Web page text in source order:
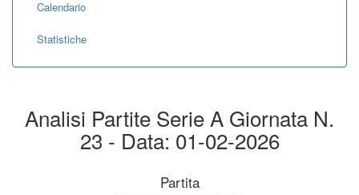
Calendario
Statistiche
Analisi Partite Serie A Giornata N.
23 - Data: 01-02-2026
Partita